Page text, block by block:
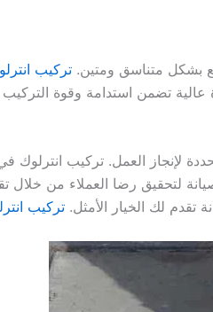
بشكل متناسق ومتين. تركيب
عالية تضمن استدامة وقوة
لإنجاز العمل. تركيب
لتحقيق رضا العملاء من خلال
تقدم لك الخيار الأمثل. تركيب